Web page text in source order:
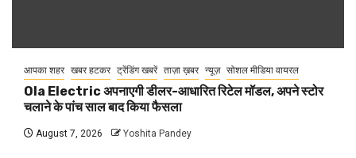
आपका शहर खबर हटकर ट्रेंडिंग खबरें ताज़ा ख़बर न्यूज़ सोशल मीडिया वायरल
Ola Electric अपनाएगी डीलर-आधारित रिटेल मॉडल, अपने स्टोर
चलाने के पांच साल बाद किया फैसला
August 7, 2026 Yoshita Pandey